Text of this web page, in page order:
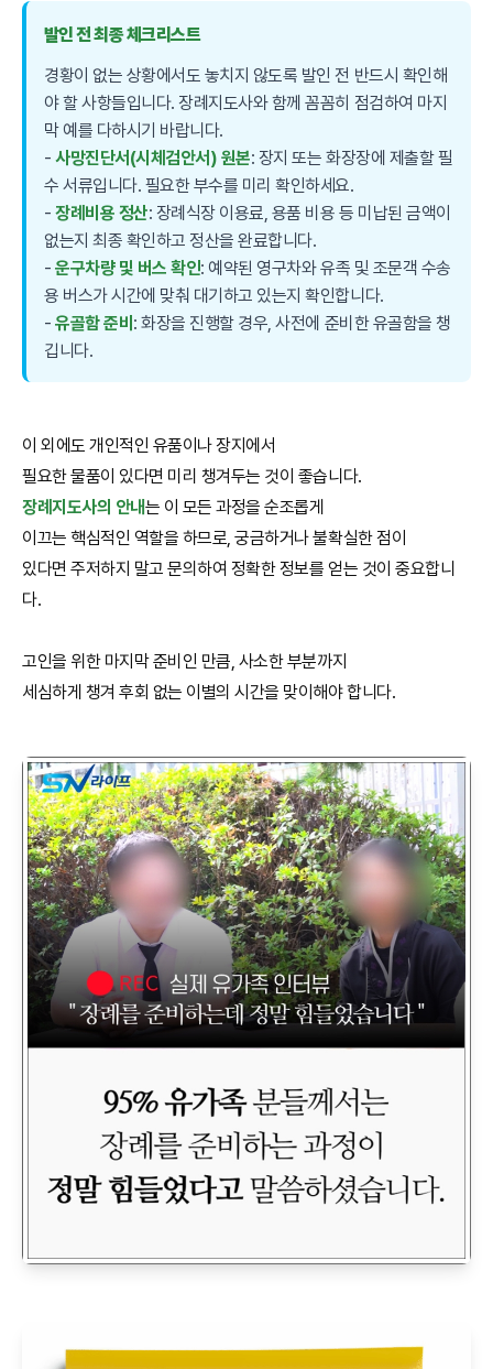
발인 전 최종 체크리스트
경황이 없는 상황에서도 놓치지 않도록 발인 전 반드시 확인해
야 할 사항들입니다. 장례지도사와 함께 꼼꼼히 점검하여 마지
막 예를 다하시기 바랍니다.
-사망진단서(시체검안서) 원본: 장지 또는 화장장에 제출할 필
수 서류입니다. 필요한 부수를 미리 확인하세요.
-장례비용 정산: 장례식장 이용료, 용품 비용 등 미납된 금액이
없는지 최종 확인하고 정산을 완료합니다.
-운구차량 및 버스 확인: 예약된 영구차와 유족 및 조문객 수송
용 버스가 시간에 맞춰 대기하고 있는지 확인합니다.
-유골함 준비 : 화장을 진행할 경우, 사전에 준비한 유골함을 챙
깁니다.
이 외에도 개인적인 유품이나 장지에서
필요한 물품이 있다면 미리 챙겨두는 것이 좋습니다.
장례지도사의 안내는 이 모든 과정을 순조롭게
이끄는 핵심적인 역할을 하므로, 궁금하거나 불확실한 점이
있다면 주저하지 말고 문의하여 정확한 정보를 얻는 것이 중요합니
다.
고인을 위한 마지막 준비인 만큼, 사소한 부분까지
세심하게 챙겨 후회 없는 이별의 시간을 맞이해야 합니다.